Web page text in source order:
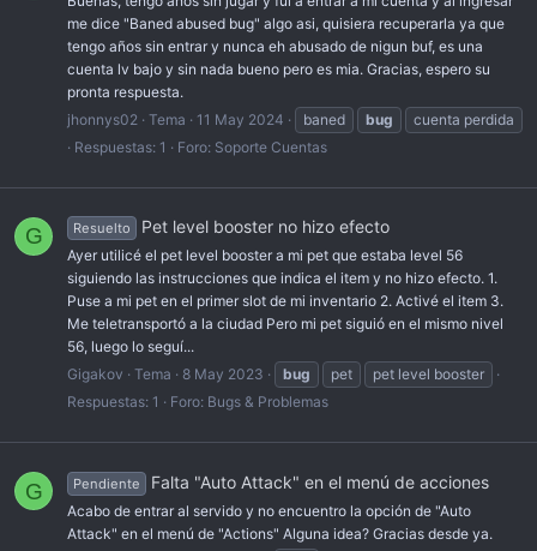
me dice "Baned abused bug" algo asi, quisiera recuperarla ya que
tengo años sin entrar y nunca eh abusado de nigun buf, es una
cuenta lv bajo y sin nada bueno pero es mia. Gracias, espero su
pronta respuesta.
jhonnys02
Tema 11 May 2024 baned bug
cuenta perdida
Respuestas: 1
Foro: Soporte Cuentas
G Resuelto Pet level booster no hizo efecto
Ayer utilicé el pet level booster a mi pet que estaba level 56
siguiendo las instrucciones que indica el item y no hizo efecto. 1.
Puse a mi pet en el primer slot de mi inventario 2. Activé el item 3.
Me teletransportó a la ciudad Pero mi pet siguió en el mismo nivel
56, luego lo seguí...
Gigakov
Tema 8 May 2023 bug pet
pet level booster
Respuestas: 1
Foro: Bugs & Problemas
G Pendiente Falta "Auto Attack" en el menú de acciones
Acabo de entrar al servido y no encuentro la opción de "Auto
Attack" en el menú de "Actions" Alguna idea? Gracias desde ya.